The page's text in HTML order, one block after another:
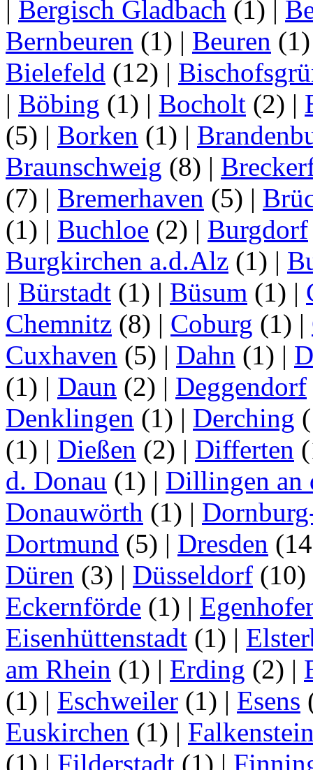
Bergisch Gladbach (1)
Bernbeuren (1) | Beuren
Bielefeld (12) |
| Böbing (1) | Bocholt (2) |
(5) | Borken (1) |
Braunschweig (8) |
(7) | Bremerhaven (5) |
(1) | Buchloe (2) | Burgdorf
Burgkirchen a.d.Alz (1) |
| Bürstadt (1) | Büsum (1) |
Chemnitz (8) | Coburg (1) |
Cuxhaven (5) | Dahn (1) |
(1) | Daun (2) | Deggendorf
Denklingen (1) | Derching
(1) | Dießen (2) | Differten
d. Donau (1) | Dillingen an
Donauwörth (1) |
Dortmund (5) | Dresden
Düren (3) | Düsseldorf (10)
Eckernförde (1) |
Eisenhüttenstadt (1) |
am Rhein (1) | Erding (2) |
(1) | Eschweiler (1) | Esens
Euskirchen (1) |
(1) | Filderstadt (1) |